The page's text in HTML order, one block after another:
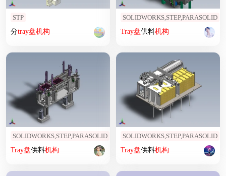
STP
分tray盘机构
SOLIDWORKS,STEP,PARASOLID
Tray盘供料机构
SOLIDWORKS,STEP,PARASOLID
Tray盘供料机构
SOLIDWORKS,STEP,PARASOLID
Tray盘供料机构